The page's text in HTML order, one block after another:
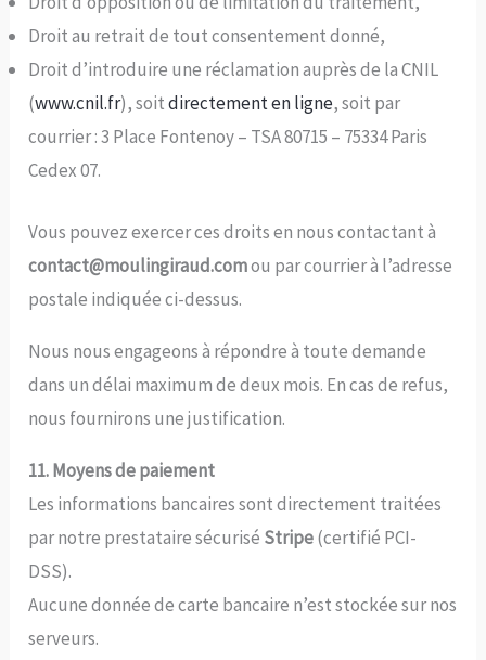
Droit au retrait de tout consentement donné,
Droit d’introduire une réclamation auprès de la CNIL
(www.cnil.fr), soitdirectement en ligne, soit par
courrier : 3 Place Fontenoy – TSA 80715 – 75334 Paris
Cedex 07.
Vous pouvez exercer ces droits en nous contactant à
contact@moulingiraud.comou par courrier à l’adresse
postale indiquée ci-dessus.
Nous nous engageons à répondre à toute demande
dans un délai maximum de deux mois. En cas de refus,
nous fournirons une justification.
11. Moyens de paiement
Les informations bancaires sont directement traitées
par notre prestataire sécurisé Stripe(certifié PCI-
DSS).
Aucune donnée de carte bancaire n’est stockée sur nos
serveurs.